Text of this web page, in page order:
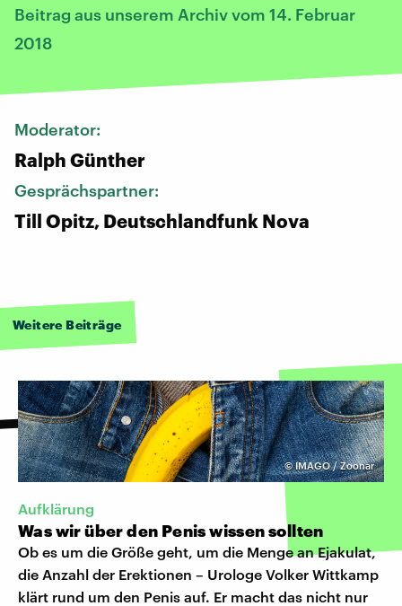
Beitrag aus unserem Archiv vom 14. Februar
2018
Moderator:
Ralph Günther
Gesprächspartner:
Till Opitz, Deutschlandfunk Nova
Weitere Beiträge
©IMAGO / Zoonar
Aufklärung
Was wir über den Penis wissen sollten
Ob es um die Größe geht, um die Menge an Ejakulat,
die Anzahl der Erektionen – Urologe Volker Wittkamp
klärt rund um den Penis auf. Er macht das nicht nur